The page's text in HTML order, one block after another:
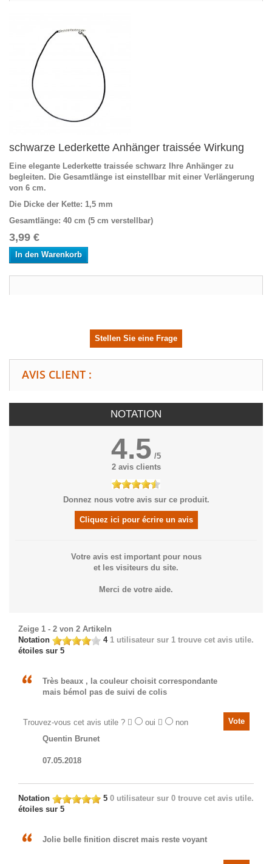
schwarze Lederkette Anhänger traissée Wirkung
Eine elegante Lederkette traissée schwarz Ihre Anhänger zu
begleiten. Die Gesamtlänge ist einstellbar mit einer Verlängerung
von 6 cm.
Die Dicke der Kette: 1,5 mm
Gesamtlänge: 40 cm (5 cm verstellbar)
3,99 €
In den Warenkorb
Stellen Sie eine Frage
AVIS CLIENT :
NOTATION
4.5 /5
2avis clients
Donnez nous votre avis sur ce produit.
Cliquez ici pour écrire un avis
Votre avis est important pour nous
et les visiteurs du site.
Merci de votre aide.
Zeige 1 - 2 von 2 Artikeln
1 utilisateur sur 1 trouve cet avis utile.
Notation
4
étoiles sur 5
Très beaux , la couleur choisit correspondante
mais bémol pas de suivi de colis
Trouvez-vous cet avis utile ? oui
non
Quentin Brunet
07.05.2018
0 utilisateur sur 0 trouve cet avis utile.
Notation
5
étoiles sur 5
Jolie belle finition discret mais reste voyant